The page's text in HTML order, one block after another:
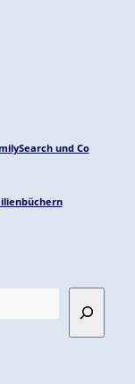
und Co